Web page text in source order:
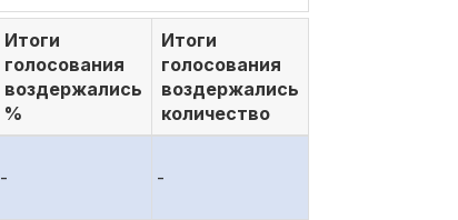
Итоги
голосования
воздержались
%
Итоги
голосования
воздержались
количество
- -